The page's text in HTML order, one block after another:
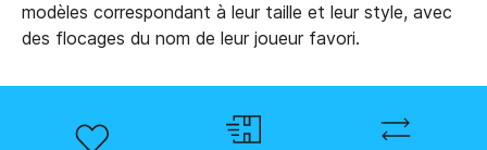
modèles correspondant à leur taille et leur style, avec
des flocages du nom de leur joueur favori.